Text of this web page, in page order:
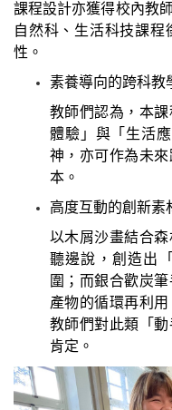
課程設計亦獲得校內教
自然科、生活科技課程
性。
素養導向的跨科教
教師們認為，本
體驗」與「生活
神，亦可作為未
本。
高度互動的創新素
以木屑沙畫結合
聽邊說，創造出
圍；而銀合歡炭
產物的循環再利
教師們對此類「
肯定。